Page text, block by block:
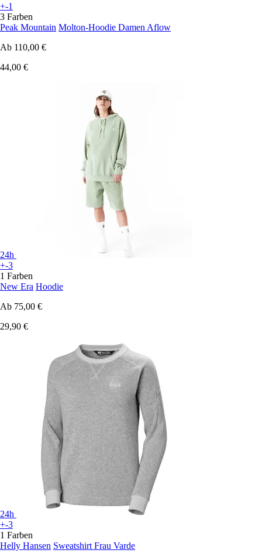
+-1
3 Farben
Peak Mountain Molton-Hoodie Damen Aflow
Ab 110,00 €
44,00 €
24h
+-3
1 Farben
New Era Hoodie
Ab 75,00 €
29,90 €
24h
+-3
1 Farben
Helly Hansen Sweatshirt Frau Varde